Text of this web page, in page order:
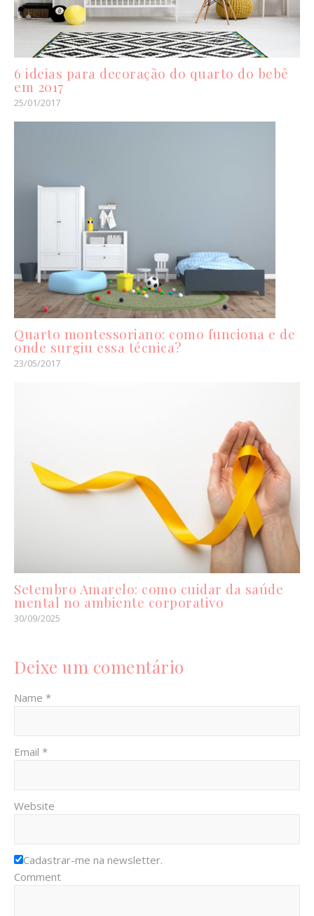
6 ideias para decoração do quarto do bebê
em 2017
25/01/2017
Quarto montessoriano: como funciona e de
onde surgiu essa técnica?
23/05/2017
Setembro Amarelo: como cuidar da saúde
mental no ambiente corporativo
30/09/2025
Deixe um comentário
Name *
Email *
Website
Cadastrar-me na newsletter.
Comment